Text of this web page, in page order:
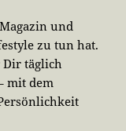
und
zu tun hat.
Dir täglich
mit dem